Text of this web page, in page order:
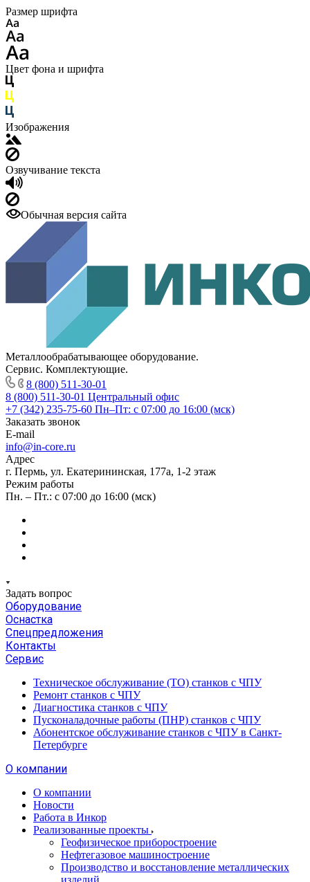
Размер шрифта
Цвет фона и шрифта
Изображения
Озвучивание текста
Обычная версия сайта
Металлообрабатывающее оборудование.
Сервис. Комплектующие.
8 (800) 511-30-01
8 (800) 511-30-01 Центральный офис
+7 (342) 235-75-60 Пн–Пт: с 07:00 до 16:00 (мск)
Заказать звонок
E-mail
info@in-core.ru
Адрес
г. Пермь, ул. ​Екатерининская, 177а, ​1-2 этаж
Режим работы
Пн. – Пт.: с 07:00 до 16:00 (мск)
Задать вопрос
Оборудование
Оснастка
Спецпредложения
Контакты
Сервис
Техническое обслуживание (ТО) станков с ЧПУ
Ремонт станков с ЧПУ
Диагностика станков с ЧПУ
Пусконаладочные работы (ПНР) станков с ЧПУ
Абонентское обслуживание станков с ЧПУ в Санкт-
Петербурге
О компании
О компании
Новости
Работа в Инкор
Реализованные проекты
Геофизическое приборостроение
Нефтегазовое машиностроение
Производство и восстановление металлических
изделий